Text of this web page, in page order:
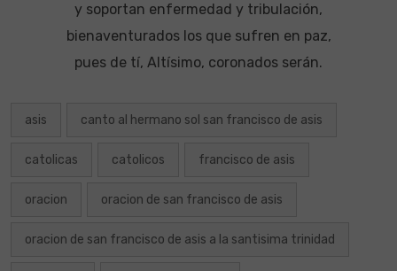
y soportan enfermedad y tribulación,
bienaventurados los que sufren en paz,
pues de tí, Altísimo, coronados serán.
asis canto al hermano sol san francisco de asis
catolicas catolicos francisco de asis
oracion oracion de san francisco de asis
oracion de san francisco de asis a la santisima trinidad